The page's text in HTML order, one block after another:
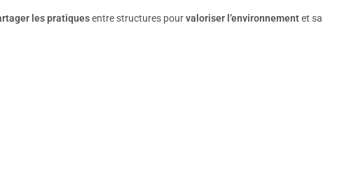
les pratiquesentre structures pourvaloriser l’environnementet sa